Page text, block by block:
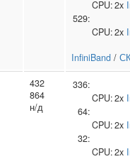
CPU:2x
529:
CPU:2x
InfiniBand /
432
864
н/д
336:
CPU:2x
64:
CPU:2x
32:
CPU:2x